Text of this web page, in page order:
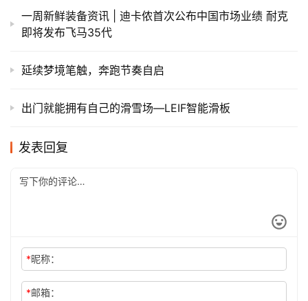
一周新鲜装备资讯 | 迪卡侬首次公布中国市场业绩 耐克
即将发布飞马35代
延续梦境笔触，奔跑节奏自启
出门就能拥有自己的滑雪场—LEIF智能滑板
发表回复
*昵称：
*邮箱：